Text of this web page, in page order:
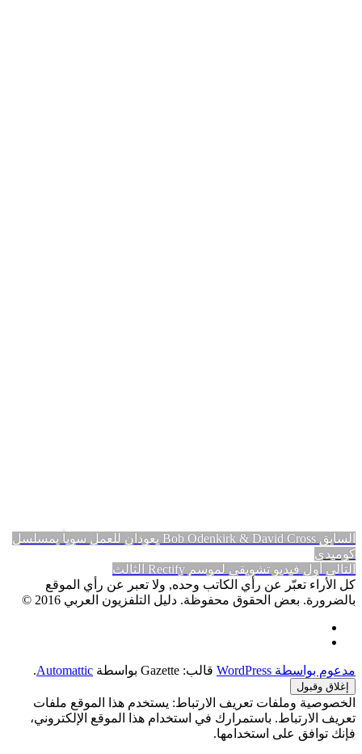
تصفّح
المقالات
السابق المقالة
السابقة:
Bob Odenkirk & David Cross يعودان للعمل سوياً بمسلسل
كوميدي
التالي المقالة
التالية:
أول فيديو تشويقي لموسم Rectify الثالث
كل الأراء تعبّر عن رأي الكاتب وحده, ولا تعبر عن رأي الموقع
بالضرورة. بعض الحقوق محفوظة. دليل التلفزيون العربي 2016 ©
مدعوم بواسطة WordPress قالب: Gazette بواسطة Automattic
.
الخصوصية وملفات تعريف الارتباط: يستخدم هذا الموقع ملفات
تعريف الارتباط. باستمرارك في استخدام هذا الموقع الإلكتروني،
فإنك توافق على استخدامها.